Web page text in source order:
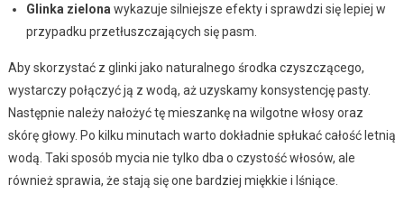
Glinka zielona wykazuje silniejsze efekty i sprawdzi się lepiej w
przypadku przetłuszczających się pasm.
Aby skorzystać z glinki jako naturalnego środka czyszczącego,
wystarczy połączyć ją z wodą, aż uzyskamy konsystencję pasty.
Następnie należy nałożyć tę mieszankę na wilgotne włosy oraz
skórę głowy. Po kilku minutach warto dokładnie spłukać całość letnią
wodą. Taki sposób mycia nie tylko dba o czystość włosów, ale
również sprawia, że stają się one bardziej miękkie i lśniące.